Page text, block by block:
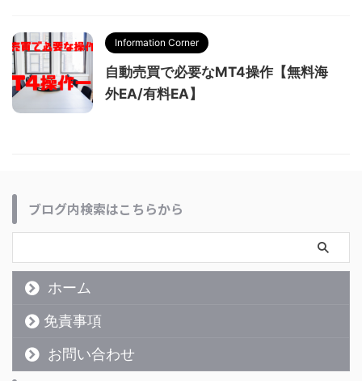
Information Corner
自動売買で必要なMT4操作【無料海
外EA/有料EA】
ブログ内検索はこちらから
ホーム
免責事項
お問い合わせ